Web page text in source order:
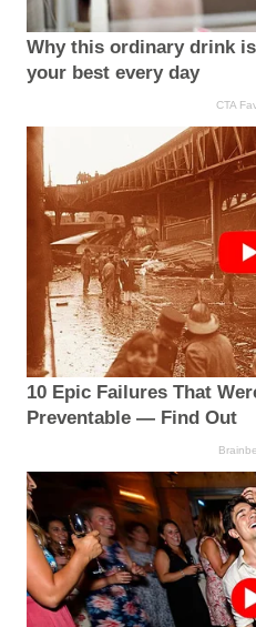
Why this ordinary drink
your best every day
CTA
10 Epic Failures That
Preventable — Find Out